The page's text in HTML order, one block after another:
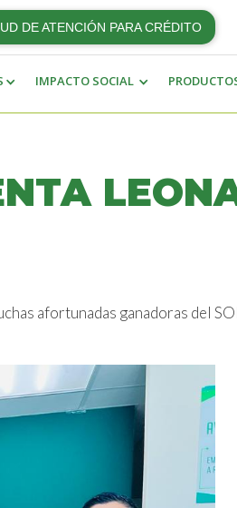
DE ATENCIÓN PARA CRÉDITO
IMPACTO SOCIAL
afortunadas ganadoras del